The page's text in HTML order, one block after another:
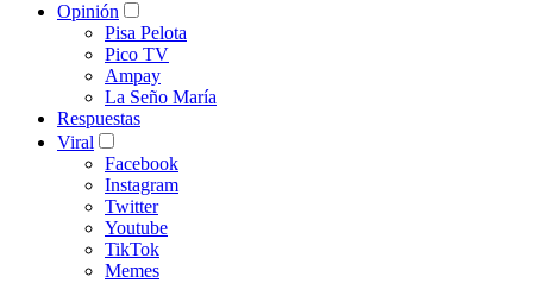
Opinión
Pisa Pelota
Pico TV
Ampay
La Seño María
Respuestas
Viral
Facebook
Instagram
Twitter
Youtube
TikTok
Memes